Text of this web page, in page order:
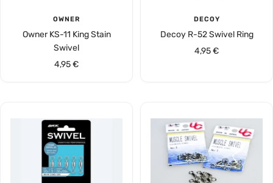
OWNER
Owner KS-11 King Stain
Swivel
Angebotspreis
4,95 €
DECOY
Decoy R-52 Swivel Ring
Angebotspreis
4,95 €